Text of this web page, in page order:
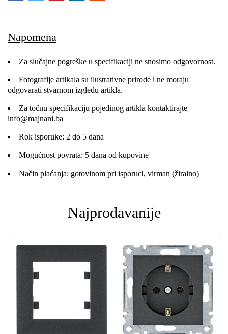
Napomena
Za slučajne pogreške u specifikaciji ne snosimo odgovornost.
Fotografije artikala su ilustrativne prirode i ne moraju
odgovarati stvarnom izgledu artikla.
Za točnu specifikaciju pojedinog artikla kontaktirajte
info@majnani.ba
Rok isporuke: 2 do 5 dana
Mogućnost povrata: 5 dana od kupovine
Način plaćanja: gotovinom pri isporuci, virman (žiralno)
Najprodavanije